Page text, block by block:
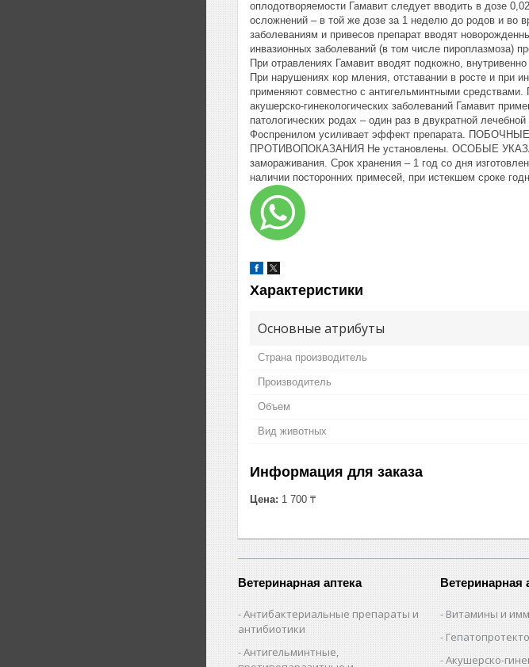
оплодотворяемости Гамавит следует вводить в дозе
осложнений – в той же дозе за 1 неделю до родов и во
заболеваниям и привесов препарат вводят
инвазионных заболеваний (в том числе пироплазмоза)
При отравлениях Гамавит вводят подкожно,
При нарушениях кор мления, отставании в росте и при
применяют совместно с антигельминтными
акушерско-гинекологических заболеваний Гамавит
патологических родах – один раз в двукратной
Фоспренилом усиливает эффект препарата.
ПРОТИВОПОКАЗАНИЯ Не установлены. ОСОБЫЕ
замораживания. Срок хранения – 1 год со дня
наличии посторонних примесей, при истекшем сроке
Характеристики
Основные атрибуты
Страна производитель
Производитель
Объем
Вид животных
Информация для заказа
Цена: 1 700 ₸
Ветеринарная аптека
Антибактериальные препараты и
антибиотики
Антигельминтные,
Ветеринарная
Витамины и
Акушерско-